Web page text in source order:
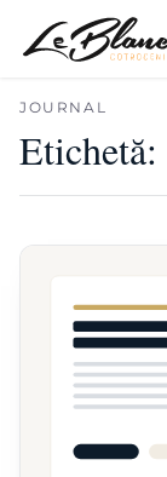
JOURNAL
Etichetă: